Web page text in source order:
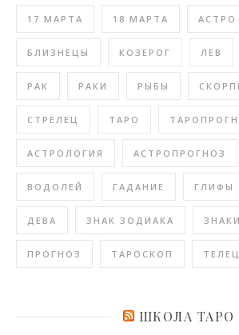
17 МАРТА 18 МАРТА АСТРО
БЛИЗНЕЦЫ КОЗЕРОГ ЛЕВ
РАК РАКИ РЫБЫ
СТРЕЛЕЦ ТАРО
АСТРОЛОГИЯ АСТРОПРОГНОЗ
ВОДОЛЕЙ ГАДАНИЕ ГЛИФЫ
ДЕВА ЗНАК ЗОДИАКА
ПРОГНОЗ ТАРОСКОП ТЕЛЕЦ
ШКОЛА ТАРО